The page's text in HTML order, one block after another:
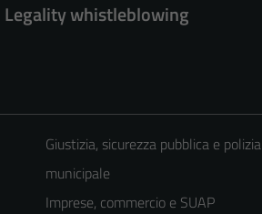
Legality whistleblowing
Giustizia, sicurezza pubblica e polizia
municipale
Imprese, commercio e SUAP